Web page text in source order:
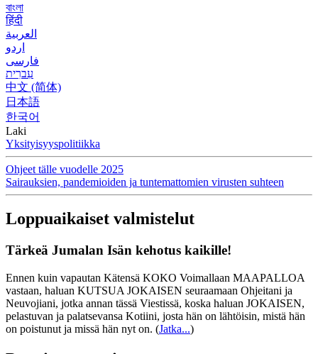
বাংলা
हिंदी
العربية
اردو
فارسی
עִברִית
中文 (简体)
日本語
한국어
Laki
Yksityisyyspolitiikka
Ohjeet tälle vuodelle 2025
Sairauksien, pandemioiden ja tuntemattomien virusten suhteen
Loppuaikaiset valmistelut
Tärkeä Jumalan Isän kehotus kaikille!
Ennen kuin vapautan Kätensä KOKO Voimallaan MAAPALLOA
vastaan, haluan KUTSUA JOKAISEN seuraamaan Ohjeitani ja
Neuvojiani, jotka annan tässä Viestissä, koska haluan JOKAISEN,
pelastuvan ja palatsevansa Kotiini, josta hän on lähtöisin, mistä hän
on poistunut ja missä hän nyt on. (Jatka...)